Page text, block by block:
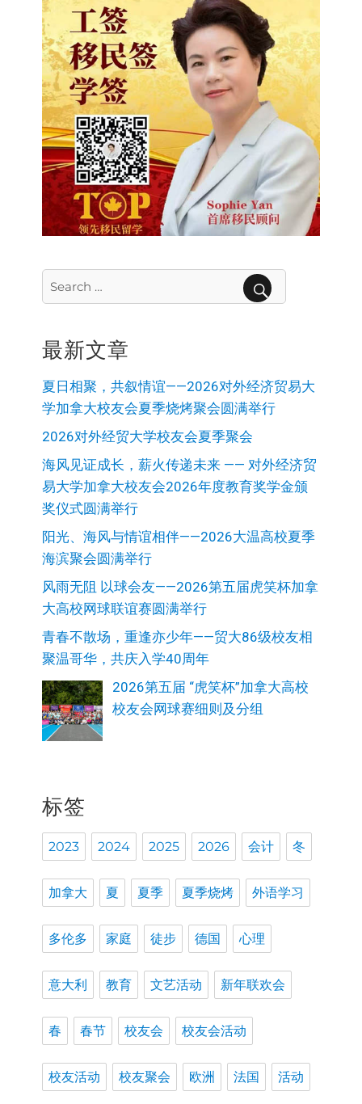
for:
最新文章
夏日相聚，共叙情谊——2026对外经济贸易大
学加拿大校友会夏季烧烤聚会圆满举行
2026对外经贸大学校友会夏季聚会
海风见证成长，薪火传递未来 —— 对外经济贸
易大学加拿大校友会2026年度教育奖学金颁
奖仪式圆满举行
阳光、海风与情谊相伴——2026大温高校夏季
海滨聚会圆满举行
风雨无阻 以球会友——2026第五届虎笑杯加拿
大高校网球联谊赛圆满举行
青春不散场，重逢亦少年——贸大86级校友相
聚温哥华，共庆入学40周年
2026第五届 “虎笑杯”加拿大高校
校友会网球赛细则及分组
标签
2023 2024 2025 2026 会计 冬
加拿大 夏 夏季 夏季烧烤 外语学习
多伦多 家庭 徒步 德国 心理
意大利 教育 文艺活动 新年联欢会
春 春节 校友会 校友会活动
校友活动 校友聚会 欧洲 法国 活动